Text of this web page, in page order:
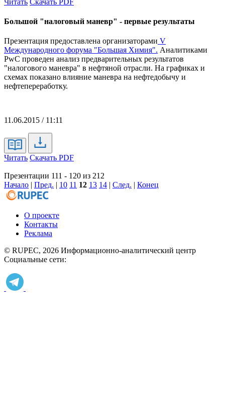
Большой "налоговый маневр" - первые результаты
Презентация предоставлена организаторами V
Международного форума "Большая Химия". Аналитиками
PwC проведен анализ предварительных результатов
"налогового маневра" в нефтяной отрасли. На графиках и
схемах показано влияние маневра на нефтедобычу и
нефтепереработку.
11.06.2015 / 11:11
Читать Скачать PDF
Презентации 111 - 120 из 212
Начало | Пред. | 10 11 12 13 14 | След. | Конец
О проекте
Контакты
Реклама
© RUPEC, 2026 Информационно-аналитический центр
Социальные сети: